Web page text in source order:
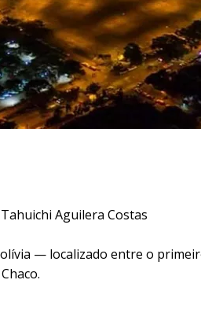
Aguilera Costas
— localizado entre o